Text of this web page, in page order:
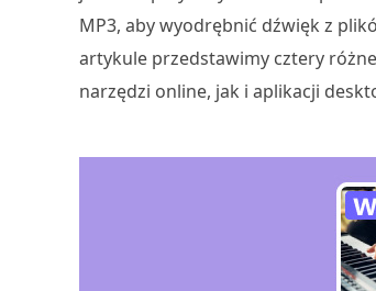
MP3, aby wyodrębnić dźwięk z
artykule przedstawimy cztery
narzędzi online, jak i aplikacji